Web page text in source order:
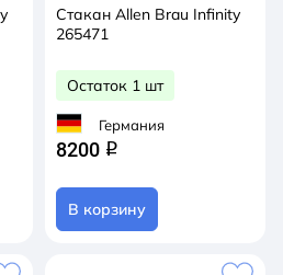
Стакан Allen Brau Infinity
265471
Остаток 1 шт
Германия
8200 q
В корзину